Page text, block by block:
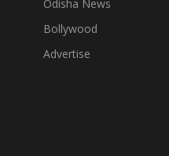
Odisha News
Bollywood
Advertise